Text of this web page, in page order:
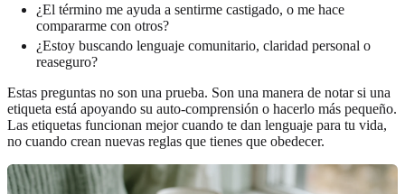
¿El término me ayuda a sentirme castigado, o me hace
compararme con otros?
¿Estoy buscando lenguaje comunitario, claridad personal o
reaseguro?
Estas preguntas no son una prueba. Son una manera de notar si una
etiqueta está apoyando su auto-comprensión o hacerlo más pequeño.
Las etiquetas funcionan mejor cuando te dan lenguaje para tu vida,
no cuando crean nuevas reglas que tienes que obedecer.